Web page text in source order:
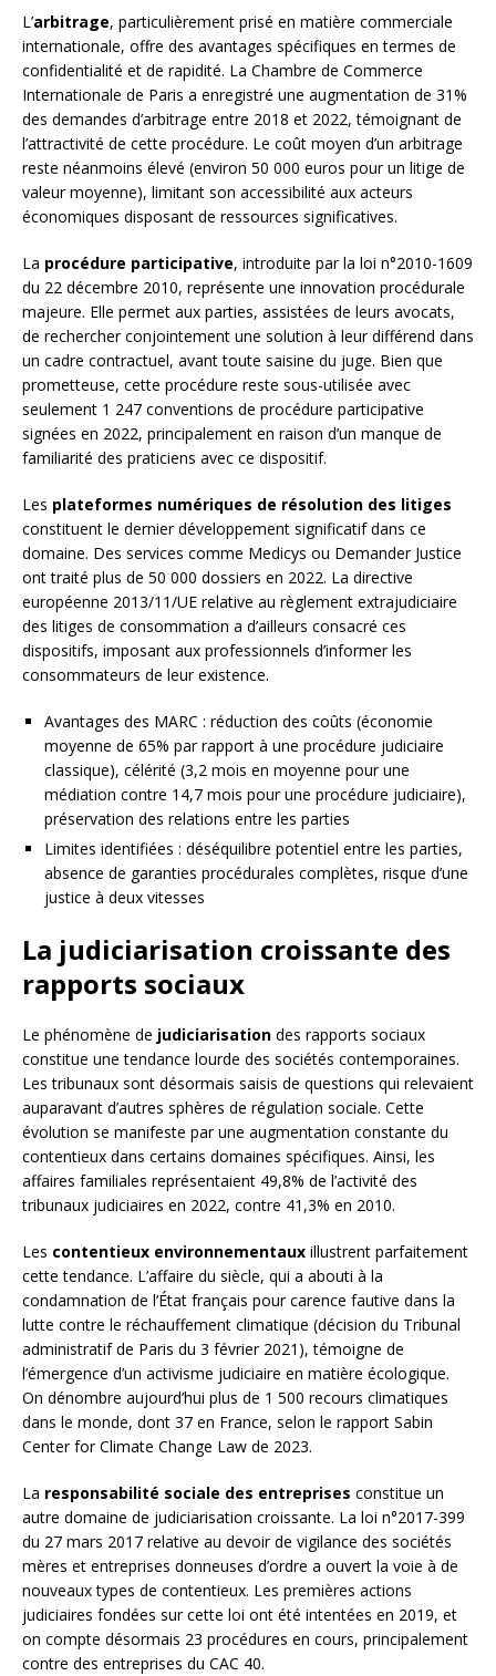
L’arbitrage, particulièrement prisé en matière commerciale
internationale, offre des avantages spécifiques en termes de
confidentialité et de rapidité. La Chambre de Commerce
Internationale de Paris a enregistré une augmentation de 31%
des demandes d’arbitrage entre 2018 et 2022, témoignant de
l’attractivité de cette procédure. Le coût moyen d’un arbitrage
reste néanmoins élevé (environ 50 000 euros pour un litige de
valeur moyenne), limitant son accessibilité aux acteurs
économiques disposant de ressources significatives.
La procédure participative, introduite par la loi n°2010-1609
du 22 décembre 2010, représente une innovation procédurale
majeure. Elle permet aux parties, assistées de leurs avocats,
de rechercher conjointement une solution à leur différend dans
un cadre contractuel, avant toute saisine du juge. Bien que
prometteuse, cette procédure reste sous-utilisée avec
seulement 1 247 conventions de procédure participative
signées en 2022, principalement en raison d’un manque de
familiarité des praticiens avec ce dispositif.
Les plateformes numériques de résolution des litiges
constituent le dernier développement significatif dans ce
domaine. Des services comme Medicys ou Demander Justice
ont traité plus de 50 000 dossiers en 2022. La directive
européenne 2013/11/UE relative au règlement extrajudiciaire
des litiges de consommation a d’ailleurs consacré ces
dispositifs, imposant aux professionnels d’informer les
consommateurs de leur existence.
Avantages des MARC : réduction des coûts (économie
moyenne de 65% par rapport à une procédure judiciaire
classique), célérité (3,2 mois en moyenne pour une
médiation contre 14,7 mois pour une procédure judiciaire),
préservation des relations entre les parties
Limites identifiées : déséquilibre potentiel entre les parties,
absence de garanties procédurales complètes, risque d’une
justice à deux vitesses
La judiciarisation croissante des
rapports sociaux
Le phénomène de judiciarisation des rapports sociaux
constitue une tendance lourde des sociétés contemporaines.
Les tribunaux sont désormais saisis de questions qui relevaient
auparavant d’autres sphères de régulation sociale. Cette
évolution se manifeste par une augmentation constante du
contentieux dans certains domaines spécifiques. Ainsi, les
affaires familiales représentaient 49,8% de l’activité des
tribunaux judiciaires en 2022, contre 41,3% en 2010.
Les contentieux environnementaux illustrent parfaitement
cette tendance. L’affaire du siècle, qui a abouti à la
condamnation de l’État français pour carence fautive dans la
lutte contre le réchauffement climatique (décision du Tribunal
administratif de Paris du 3 février 2021), témoigne de
l’émergence d’un activisme judiciaire en matière écologique.
On dénombre aujourd’hui plus de 1 500 recours climatiques
dans le monde, dont 37 en France, selon le rapport Sabin
Center for Climate Change Law de 2023.
La responsabilité sociale des entreprises constitue un
autre domaine de judiciarisation croissante. La loi n°2017-399
du 27 mars 2017 relative au devoir de vigilance des sociétés
mères et entreprises donneuses d’ordre a ouvert la voie à de
nouveaux types de contentieux. Les premières actions
judiciaires fondées sur cette loi ont été intentées en 2019, et
on compte désormais 23 procédures en cours, principalement
contre des entreprises du CAC 40.